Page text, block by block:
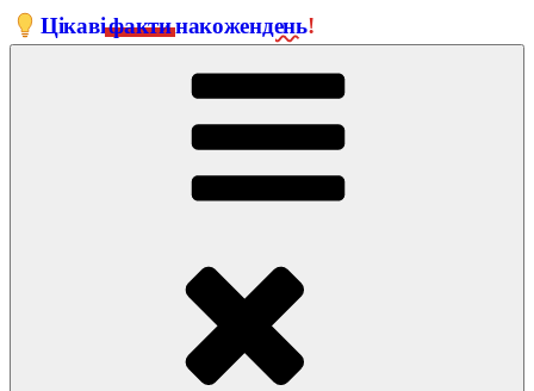
Перейти
до
Цікавіфактинакожендень!